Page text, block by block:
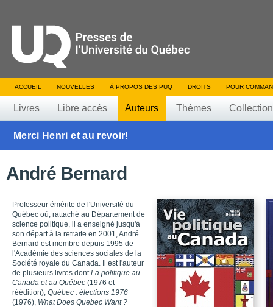
ACCUEIL NOUVELLES À PROPOS DES PUQ DROITS POUR
Livres Libre accès Auteurs Thèmes
Merci Henri et au revoir!
André Bernard
Professeur émérite de l'Université du
Québec où, rattaché au Département de
science politique, il a enseigné jusqu'à
son départ à la retraite en 2001, André
Bernard est membre depuis 1995 de
l'Académie des sciences sociales de la
Société royale du Canada. Il est l'auteur
de plusieurs livres dontLa politique au
Canada et au Québec (1976 et
réédition), Québec : élections 1976
(1976), What Does Quebec Want ?